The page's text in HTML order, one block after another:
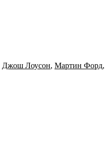
Джош Лоусон, Мартин Форд,